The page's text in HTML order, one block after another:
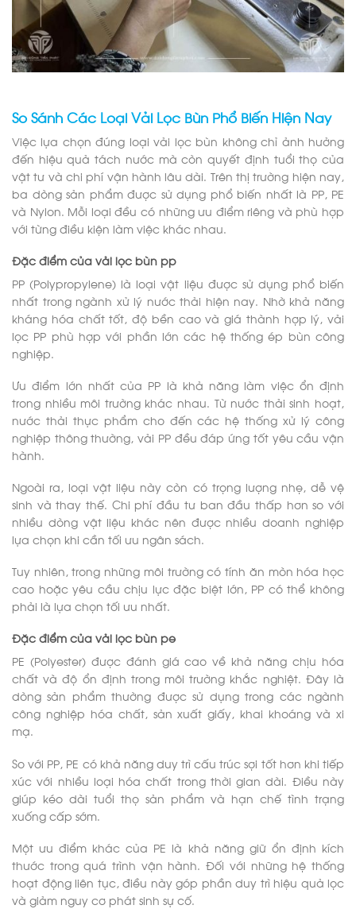
So Sánh Các Loại Vải Lọc Bùn Phổ Biến Hiện Nay
Việc lựa chọn đúng loại vải lọc bùn không chỉ ảnh hưởng
đến hiệu quả tách nước mà còn quyết định tuổi thọ của
vật tư và chi phí vận hành lâu dài. Trên thị trường hiện nay,
ba dòng sản phẩm được sử dụng phổ biến nhất là PP, PE
và Nylon. Mỗi loại đều có những ưu điểm riêng và phù hợp
với từng điều kiện làm việc khác nhau.
Đặc điểm của vải lọc bùn pp
PP (Polypropylene) là loại vật liệu được sử dụng phổ biến
nhất trong ngành xử lý nước thải hiện nay. Nhờ khả năng
kháng hóa chất tốt, độ bền cao và giá thành hợp lý, vải
lọc PP phù hợp với phần lớn các hệ thống ép bùn công
nghiệp.
Ưu điểm lớn nhất của PP là khả năng làm việc ổn định
trong nhiều môi trường khác nhau. Từ nước thải sinh hoạt,
nước thải thực phẩm cho đến các hệ thống xử lý công
nghiệp thông thường, vải PP đều đáp ứng tốt yêu cầu vận
hành.
Ngoài ra, loại vật liệu này còn có trọng lượng nhẹ, dễ vệ
sinh và thay thế. Chi phí đầu tư ban đầu thấp hơn so với
nhiều dòng vật liệu khác nên được nhiều doanh nghiệp
lựa chọn khi cần tối ưu ngân sách.
Tuy nhiên, trong những môi trường có tính ăn mòn hóa học
cao hoặc yêu cầu chịu lực đặc biệt lớn, PP có thể không
phải là lựa chọn tối ưu nhất.
Đặc điểm của vải lọc bùn pe
PE (Polyester) được đánh giá cao về khả năng chịu hóa
chất và độ ổn định trong môi trường khắc nghiệt. Đây là
dòng sản phẩm thường được sử dụng trong các ngành
công nghiệp hóa chất, sản xuất giấy, khai khoáng và xi
mạ.
So với PP, PE có khả năng duy trì cấu trúc sợi tốt hơn khi tiếp
xúc với nhiều loại hóa chất trong thời gian dài. Điều này
giúp kéo dài tuổi thọ sản phẩm và hạn chế tình trạng
xuống cấp sớm.
Một ưu điểm khác của PE là khả năng giữ ổn định kích
thước trong quá trình vận hành. Đối với những hệ thống
hoạt động liên tục, điều này góp phần duy trì hiệu quả lọc
và giảm nguy cơ phát sinh sự cố.